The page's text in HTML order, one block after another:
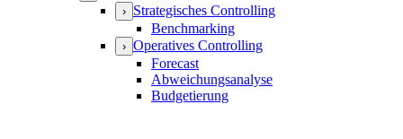
› Strategisches Controlling
Benchmarking
› Operatives Controlling
Forecast
Abweichungsanalyse
Budgetierung